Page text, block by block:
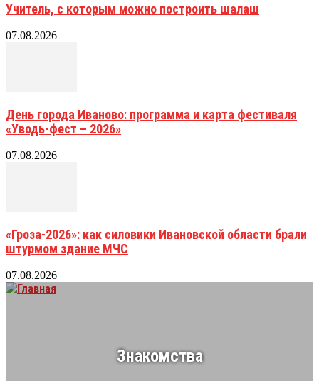
Учитель, с которым можно построить шалаш
07.08.2026
День города Иваново: программа и карта фестиваля
«Уводь-фест – 2026»
07.08.2026
«Гроза-2026»: как силовики Ивановской области брали
штурмом здание МЧС
07.08.2026
Знакомства